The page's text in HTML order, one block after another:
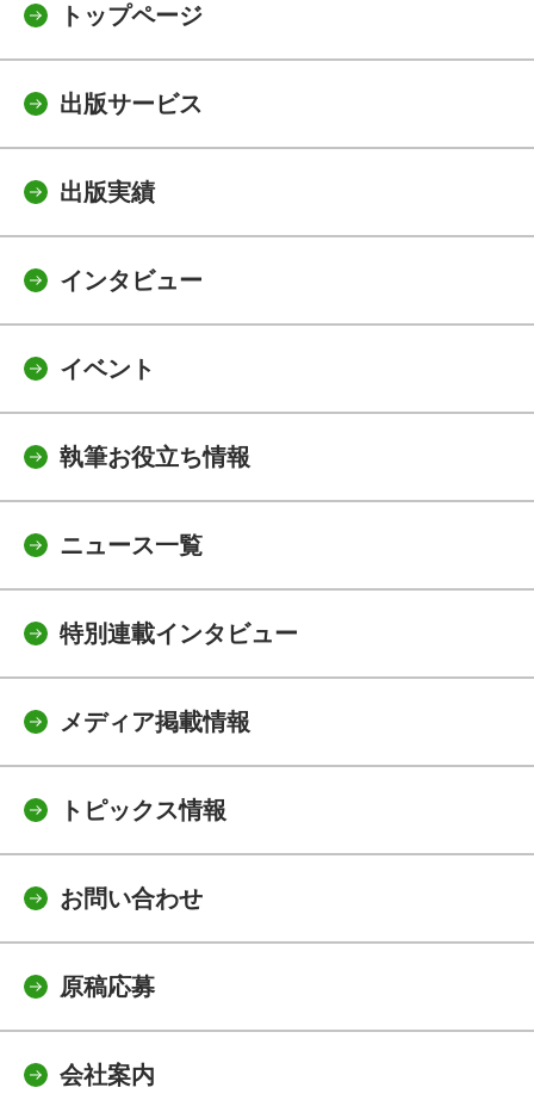
トップページ
出版サービス
出版実績
インタビュー
イベント
執筆お役立ち情報
ニュース一覧
特別連載インタビュー
メディア掲載情報
トピックス情報
お問い合わせ
原稿応募
会社案内